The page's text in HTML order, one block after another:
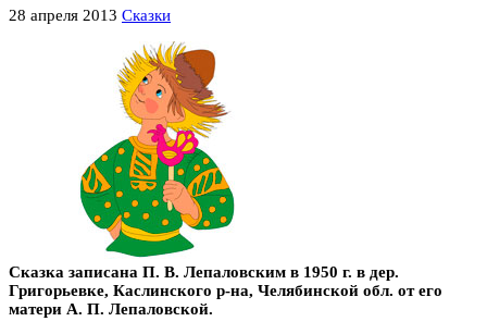
28 апреля 2013 Сказки
Сказка записана П. В. Лепаловским в 1950 г. в дер.
Григорьевке, Каслинского р-на, Челябинской обл. от его
матери А. П. Лепаловской.